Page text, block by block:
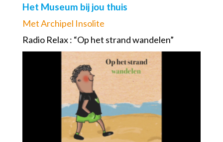
Het Museum bij jou thuis
Met Archipel Insolite
Radio Relax : “Op het strand wandelen”